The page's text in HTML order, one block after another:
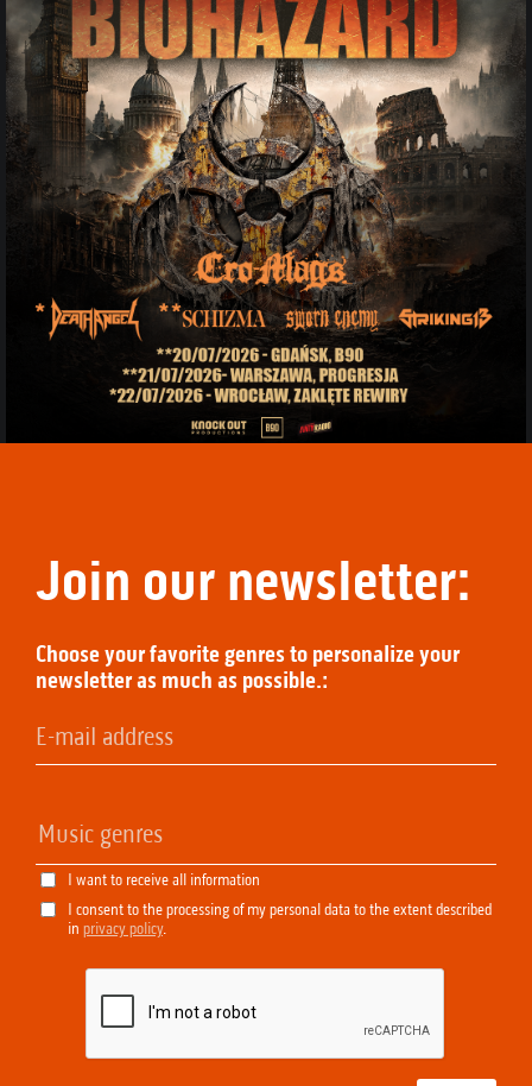
Join our newsletter:
Choose your favorite genres to personalize your
newsletter as much as possible.:
I want to receive all information
I consent to the processing of my personal data to the extent described
in privacy policy.